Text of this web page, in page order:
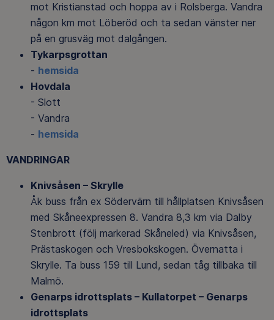
mot Kristianstad och hoppa av i Rolsberga. Vandra
någon km mot Löberöd och ta sedan vänster ner
på en grusväg mot dalgången.
Tykarpsgrottan
- hemsida
Hovdala
- Slott
- Vandra
- hemsida
VANDRINGAR
Knivsåsen – Skrylle
Åk buss från ex Södervärn till hållplatsen Knivsåsen
med Skåneexpressen 8. Vandra 8,3 km via Dalby
Stenbrott (följ markerad Skåneled) via Knivsåsen,
Prästaskogen och Vresbokskogen. Övernatta i
Skrylle. Ta buss 159 till Lund, sedan tåg tillbaka till
Malmö.
Genarps idrottsplats – Kullatorpet – Genarps
idrottsplats